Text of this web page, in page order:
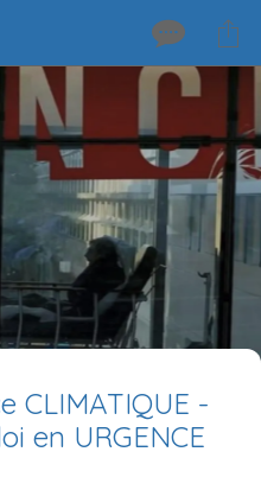
CLIMATIQUE -
en URGENCE